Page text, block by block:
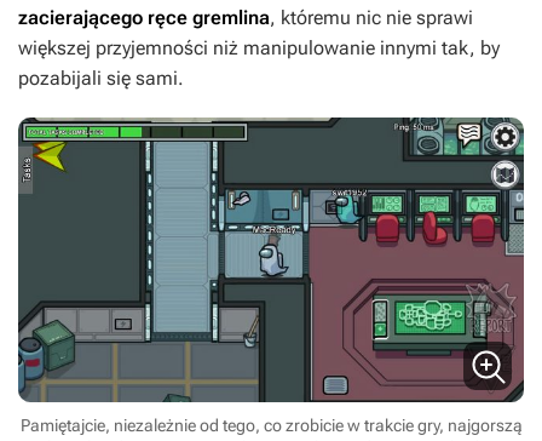
zacierającego ręce gremlina, któremu nic nie sprawi
większej przyjemności niż manipulowanie innymi tak, by
pozabijali się sami.
Pamiętajcie, niezależnie od tego, co zrobicie w trakcie gry, najgorszą